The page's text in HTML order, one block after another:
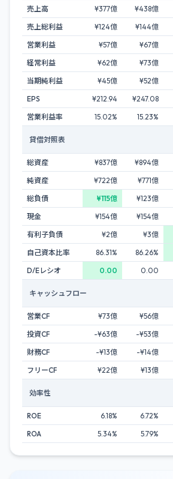
売上高 ¥377億 ¥438億
売上総利益
¥124億 ¥144億
営業利益
¥57億 ¥67億
経常利益
¥62億 ¥73億
当期純利益
¥45億 ¥52億
EPS
¥212.94 ¥247.08
営業利益率
15.02% 15.23%
貸借対照表
総資産 ¥837億 ¥894億
純資産
¥722億 ¥771億
総負債
¥115億 ¥123億
現金
¥154億 ¥154億
有利子負債
¥2億 ¥3億
自己資本比率
86.31% 86.26%
D/Eレシオ
0.00 0.00
キャッシュフロー
営業CF ¥73億 ¥56億
投資CF
-¥63億 -¥53億
財務CF
-¥13億 -¥14億
フリーCF
¥22億 ¥13億
効率性
ROE 6.18% 6.72%
ROA
5.34% 5.79%